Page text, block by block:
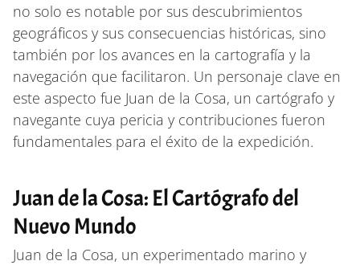
no solo es notable por sus descubrimientos
geográficos y sus consecuencias históricas, sino
también por los avances en la cartografía y la
navegación que facilitaron. Un personaje clave en
este aspecto fue Juan de la Cosa, un cartógrafo y
navegante cuya pericia y contribuciones fueron
fundamentales para el éxito de la expedición.
Juan de la Cosa: El Cartógrafo del
Nuevo Mundo
Juan de la Cosa, un experimentado marino y